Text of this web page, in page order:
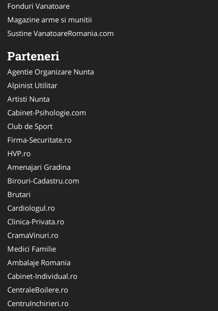
Fonduri Vanatoare
Magazine arme si munitii
Sustine VanatoareRomania.com
Parteneri
Agentie Organizare Nunta
Alpinist Utilitar
Artisti Nunta
Cabinet-Psihologie.com
Club de Sport
Firma-Securitate.ro
HVP.ro
Amenajari Gradina
Birouri-Cadastru.com
Brutari
Cardiologul.ro
Clinica-Privata.ro
CramaVinuri.ro
Medici Familie
Ambalaje Romania
Cabinet-Individual.ro
CentraleBoilere.ro
CentruInchirieri.ro